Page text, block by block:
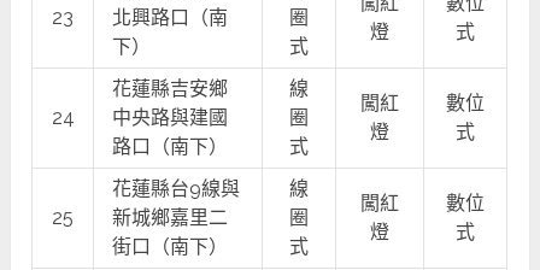
23
北興路口（南
下）
圈
式
燈
式
24
花蓮縣吉安鄉
中央路與建國
路口（南下）
線
圈
式
闖紅
燈
數位
式
25
花蓮縣台9線與
新城鄉嘉里二
街口（南下）
線
圈
式
闖紅
燈
數位
式